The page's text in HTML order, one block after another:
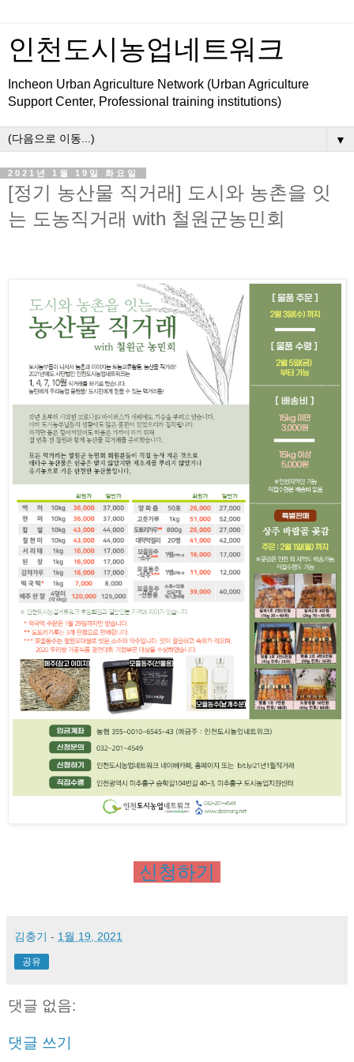
인천도시농업네트워크
Incheon Urban Agriculture Network (Urban Agriculture
Support Center, Professional training institutions)
▼
2021년 1월 19일 화요일
[정기 농산물 직거래] 도시와 농촌을 잇
는 도농직거래 with 철원군농민회
신청하기
김충기 - 1월 19, 2021
공유
댓글 없음:
댓글 쓰기